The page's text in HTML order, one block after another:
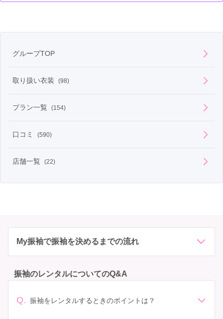
グループTOP
取り扱い衣装 (98)
プラン一覧 (154)
口コミ (590)
店舗一覧 (22)
My振袖で振袖を決めるまでの流れ
振袖のレンタルについてのQ&A
Q. 振袖をレンタルするときのポイントは？